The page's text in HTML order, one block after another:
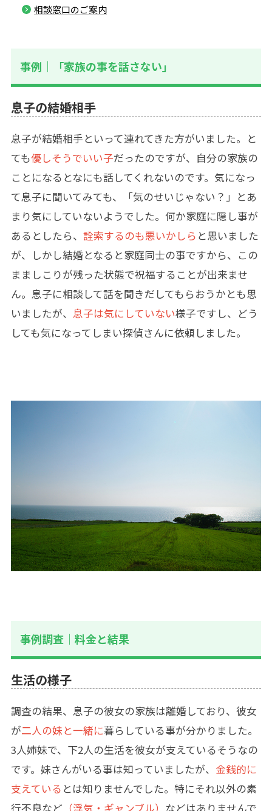
相談窓口のご案内
事例｜「家族の事を話さない」
息子の結婚相手
息子が結婚相手といって連れてきた方がいました。と
ても優しそうでいい子だったのですが、自分の家族の
ことになるとなにも話してくれないのです。気になっ
て息子に聞いてみても、「気のせいじゃない？」とあ
まり気にしていないようでした。何か家庭に隠し事が
あるとしたら、 詮索するのも悪いかしら と思いました
が、しかし結婚となると家庭同士の事ですから、この
まましこりが残った状態で祝福することが出来ませ
ん。息子に相談して話を聞きだしてもらおうかとも思
いましたが、 息子は気にしていない様子ですし、どう
しても気になってしまい探偵さんに依頼しました。
事例調査｜料金と結果
生活の様子
調査の結果、息子の彼女の家族は離婚しており、彼女
が二人の妹と一緒に暮らしている事が分かりました。
3人姉妹で、下2人の生活を彼女が支えているそうなの
です。妹さんがいる事は知っていましたが、 金銭的に
支えている とは知りませんでした。特にそれ以外の素
行不良など （浮気・ギャンブル） などはありませんで